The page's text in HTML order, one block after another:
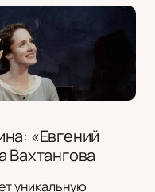
«Евгений
Вахтангова
уникальную